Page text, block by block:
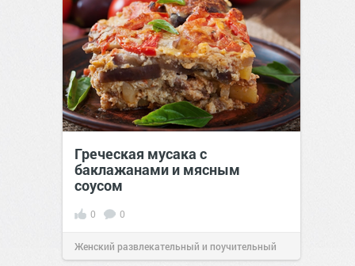
Греческая мусака с
баклажанами и мясным
соусом
0 0
Женский развлекательный и поучительный